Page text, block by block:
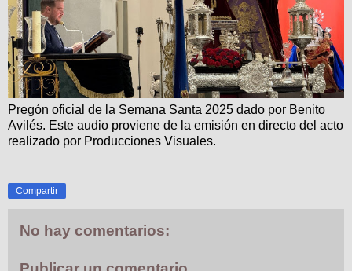
Pregón oficial de la Semana Santa 2025 dado por Benito
Avilés. Este audio proviene de la emisión en directo del acto
realizado por Producciones Visuales.
Compartir
No hay comentarios: